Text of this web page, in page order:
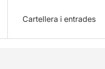
Cartellera i entrades
Fotos i vídeos